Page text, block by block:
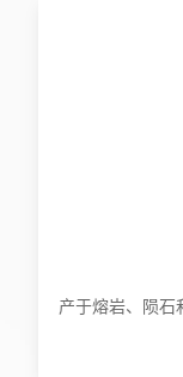
产于熔岩、陨石